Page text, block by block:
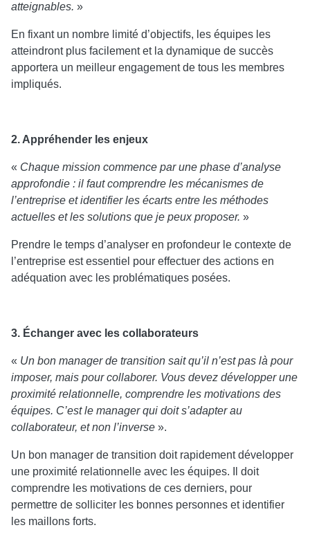
atteignables. »
En fixant un nombre limité d’objectifs, les équipes les
atteindront plus facilement et la dynamique de succès
apportera un meilleur engagement de tous les membres
impliqués.
2. Appréhender les enjeux
« Chaque mission commence par une phase d’analyse
approfondie : il faut comprendre les mécanismes de
l’entreprise et identifier les écarts entre les méthodes
actuelles et les solutions que je peux proposer. »
Prendre le temps d’analyser en profondeur le contexte de
l’entreprise est essentiel pour effectuer des actions en
adéquation avec les problématiques posées.
3. Échanger avec les collaborateurs
« Un bon manager de transition sait qu’il n’est pas là pour
imposer, mais pour collaborer. Vous devez développer une
proximité relationnelle, comprendre les motivations des
équipes. C’est le manager qui doit s’adapter au
collaborateur, et non l’inverse ».
Un bon manager de transition doit rapidement développer
une proximité relationnelle avec les équipes. Il doit
comprendre les motivations de ces derniers, pour
permettre de solliciter les bonnes personnes et identifier
les maillons forts.